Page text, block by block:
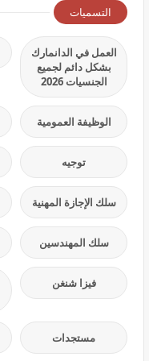
التسميات
العمل في الدانمارك
بشكل دائم لجميع
الجنسيات 2026
الوظيفة العمومية
توجيه
سلك الإجازة المهنية
سلك المهندسين
فيزا شنغن
مستجدات